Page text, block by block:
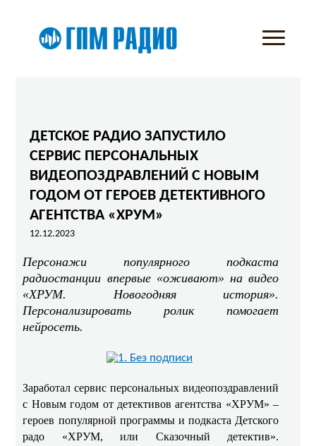
ДЕТСКОЕ РАДИО ЗАПУСТИЛО
СЕРВИС ПЕРСОНАЛЬНЫХ
ВИДЕОПОЗДРАВЛЕНИЙ С НОВЫМ
ГОДОМ ОТ ГЕРОЕВ ДЕТЕКТИВНОГО
АГЕНТСТВА «ХРУМ»
12.12.2023
Персонажи популярного подкаста
радиостанции впервые «оживают» на видео
«ХРУМ. Новогодняя история».
Персонализировать ролик помогает
нейросеть.
Заработал сервис персональных видеопоздравлений
с Новым годом от детективов агентства «ХРУМ» –
героев популярной программы и подкаста Детского
радо «ХРУМ, или Сказочный детектив».